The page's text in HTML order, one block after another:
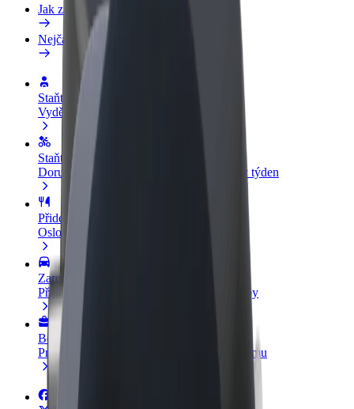
Jak získat členství
Nejčastější otázky
Staňte se řidičem
Vydělávejte podle sebe
Staňte se kurýrem
Doručujte jídlo a dostávejte výplatu každý týden
Přidejte restauraci nebo obchod
Oslovte více zákazníků a zvyšte si tržby
Zaregistrujte se jako flotilový partner
Přidejte svou flotilu k Boltu a zvyšte si tržby
Bolt for Business
Produkty a služby Boltu přesně pro vaši firmu